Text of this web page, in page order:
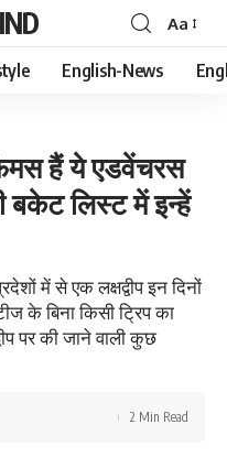
Font
Resizer
Aa
English-News
हैं ये एडवेंचरस
बकेट लिस्ट में इन्हें
में से एक लक्षद्वीप इन दिनों
के बिना किसी ट्रिप का
पर की जाने वाली कुछ
2 Min Read